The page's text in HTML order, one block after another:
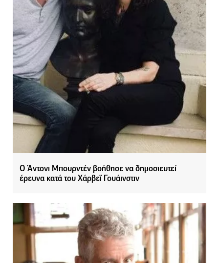
Ο Άντονι Μπουρντέν βοήθησε να δημοσιευτεί
έρευνα κατά του Χάρβεϊ Γουάινστιν